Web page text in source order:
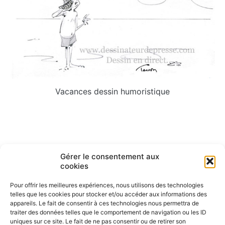
Gérer le consentement aux
cookies
Pour offrir les meilleures expériences, nous utilisons des technologies
telles que les cookies pour stocker et/ou accéder aux informations des
appareils. Le fait de consentir à ces technologies nous permettra de
traiter des données telles que le comportement de navigation ou les ID
uniques sur ce site. Le fait de ne pas consentir ou de retirer son
Vacances dessin humoristique
Navigation
l’article
Autonomie, confiance et
responsabilité…
Télétravail, dessin de presse,
dessin humoristique